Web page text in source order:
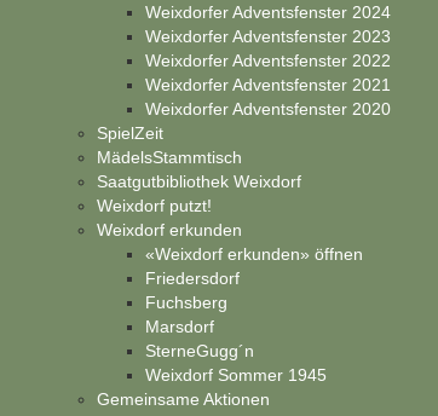
Weixdorfer Adventsfenster 2024
Weixdorfer Adventsfenster 2023
Weixdorfer Adventsfenster 2022
Weixdorfer Adventsfenster 2021
Weixdorfer Adventsfenster 2020
SpielZeit
MädelsStammtisch
Saatgutbibliothek Weixdorf
Weixdorf putzt!
Weixdorf erkunden
«Weixdorf erkunden» öffnen
Friedersdorf
Fuchsberg
Marsdorf
SterneGugg´n
Weixdorf Sommer 1945
Gemeinsame Aktionen